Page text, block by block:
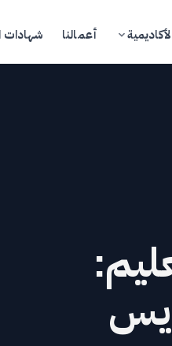
أعمالنا شهادات
المتجر
الأكاديمية